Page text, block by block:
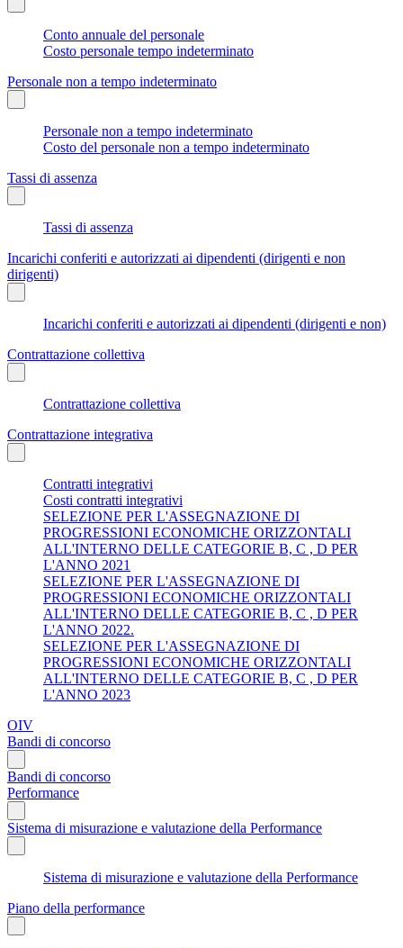
Conto annuale del personale
Costo personale tempo indeterminato
Personale non a tempo indeterminato
Personale non a tempo indeterminato
Costo del personale non a tempo indeterminato
Tassi di assenza
Tassi di assenza
Incarichi conferiti e autorizzati ai dipendenti (dirigenti e non
dirigenti)
Incarichi conferiti e autorizzati ai dipendenti (dirigenti e non)
Contrattazione collettiva
Contrattazione collettiva
Contrattazione integrativa
Contratti integrativi
Costi contratti integrativi
SELEZIONE PER L'ASSEGNAZIONE DI
PROGRESSIONI ECONOMICHE ORIZZONTALI
ALL'INTERNO DELLE CATEGORIE B, C , D PER
L'ANNO 2021
SELEZIONE PER L'ASSEGNAZIONE DI
PROGRESSIONI ECONOMICHE ORIZZONTALI
ALL'INTERNO DELLE CATEGORIE B, C , D PER
L'ANNO 2022.
SELEZIONE PER L'ASSEGNAZIONE DI
PROGRESSIONI ECONOMICHE ORIZZONTALI
ALL'INTERNO DELLE CATEGORIE B, C , D PER
L'ANNO 2023
OIV
Bandi di concorso
Bandi di concorso
Performance
Sistema di misurazione e valutazione della Performance
Sistema di misurazione e valutazione della Performance
Piano della performance